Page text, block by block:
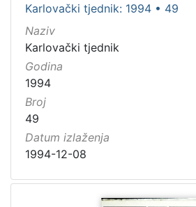
Karlovački tjednik: 1994 • 49
Naziv
Karlovački tjednik
Godina
1994
Broj
49
Datum izlaženja
1994-12-08